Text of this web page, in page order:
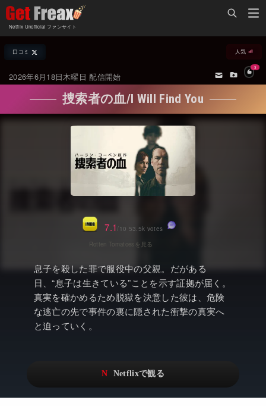
Netflix Unofficial ファンサイト
Netflix新着作品
オールジャンル
海外ドラマ・シリーズ
海外映画
国内TV番組・ドラマ
国内映画
アニメ
ドキュメンタリー
Netflixオリジナル作品
日本語吹替対応作品
その他の国のTV番組
配信終了予定の作品
海外ドラマ・ラインナップ
Netflix 人気ランキング
Netflix 全作品ラインナップ
Netflix配信作品カスタム検索
トレンド
VOD 総合作品情報
Netflix・VOD総合News
Watchlistへ
Netflix Video
Netflix 吹替版作品
Netflix 高い評価の海外作品
口コミ 人気
2026年6月18日木曜日 配信開始
3
捜索者の血/I Will Find You
息子を殺した罪で服役中の父親。だがある
日、“息子は生きている”ことを示す証拠が届く。
真実を確かめるため脱獄を決意した彼は、危険
な逃亡の先で事件の裏に隠された衝撃の真実へ
と迫っていく。
7.1/10 53.5k votes